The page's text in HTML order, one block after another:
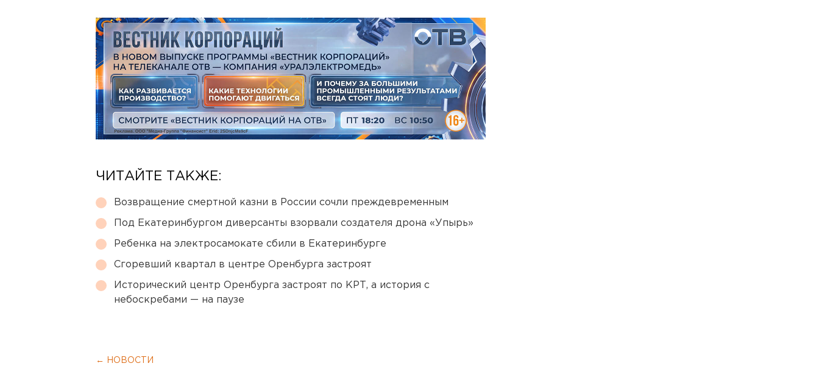
ЧИТАЙТЕ ТАКЖЕ:
Возвращение смертной казни в России сочли преждевременным
Под Екатеринбургом диверсанты взорвали создателя дрона «Упырь»
Ребенка на электросамокате сбили в Екатеринбурге
Сгоревший квартал в центре Оренбурга застроят
Исторический центр Оренбурга застроят по КРТ, а история с
небоскребами — на паузе
← НОВОСТИ